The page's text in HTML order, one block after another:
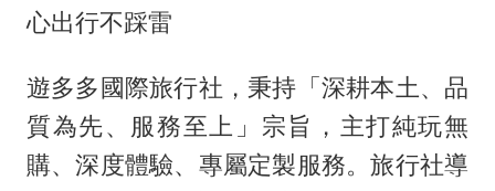
心出行不踩雷
遊多多國際旅行社，秉持「深耕本土、品
質為先、服務至上」宗旨，主打純玩無
購、深度體驗、專屬定製服務。旅行社導